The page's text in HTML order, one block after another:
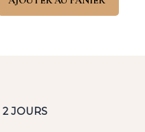
JOURS